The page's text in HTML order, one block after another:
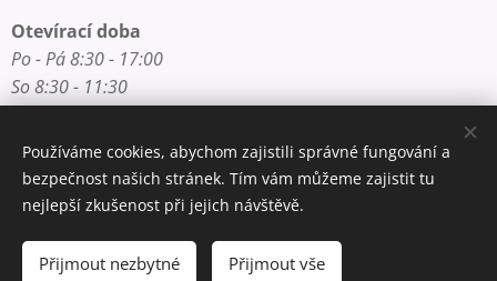
Otevírací doba
Po - Pá 8:30 - 17:00
So 8:30 - 11:30
Rychlý kontakt
E-mail: info@zlatnictvi-macounova.cz
Telefon: +420 777 200 250
Používáme cookies, abychom zajistili správné fungování a
bezpečnost našich stránek. Tím vám můžeme zajistit tu
nejlepší zkušenost při jejich návštěvě.
Přijmout nezbytné Přijmout vše